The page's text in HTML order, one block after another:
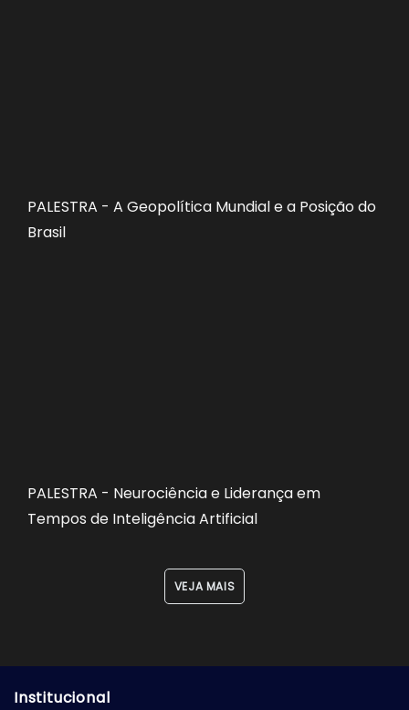
PALESTRA - A Geopolítica Mundial e a Posição do
Brasil
PALESTRA - Neurociência e Liderança em
Tempos de Inteligência Artificial
VEJA MAIS
Institucional